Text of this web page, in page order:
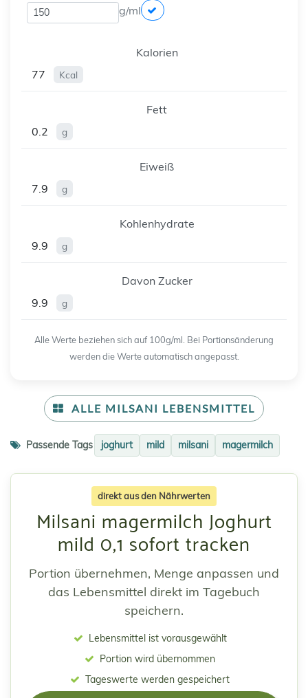
g/ml
Kalorien
77
Kcal
Fett
0.2
g
Eiweiß
7.9
g
Kohlenhydrate
9.9
g
Davon Zucker
9.9
g
Alle Werte beziehen sich auf 100g/ml. Bei Portionsänderung
werden die Werte automatisch angepasst.
ALLE MILSANI LEBENSMITTEL
Passende Tags joghurt mild milsani magermilch
direkt aus den Nährwerten
Milsani magermilch Joghurt
mild 0,1 sofort tracken
Portion übernehmen, Menge anpassen und
das Lebensmittel direkt im Tagebuch
speichern.
Lebensmittel ist vorausgewählt
Portion wird übernommen
Tageswerte werden gespeichert